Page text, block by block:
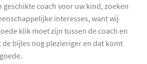
geschikte coach voor uw kind, zoeken
interesses, want wij
klik moet zijn tussen de coach en
de bijles nog plezieriger en dat komt